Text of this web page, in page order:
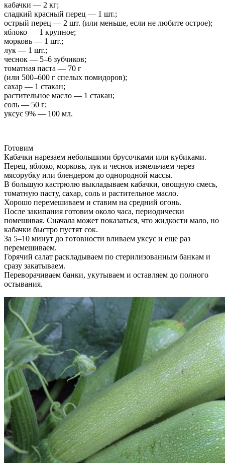
кабачки — 2 кг;
сладкий красный перец — 1 шт.;
острый перец — 2 шт. (или меньше, если не любите острое);
яблоко — 1 крупное;
морковь — 1 шт.;
лук — 1 шт.;
чеснок — 5–6 зубчиков;
томатная паста — 70 г
(или 500–600 г спелых помидоров);
сахар — 1 стакан;
растительное масло — 1 стакан;
соль — 50 г;
уксус 9% — 100 мл.
Готовим
Кабачки нарезаем небольшими брусочками или кубиками.
Перец, яблоко, морковь, лук и чеснок измельчаем через
мясорубку или блендером до однородной массы.
В большую кастрюлю выкладываем кабачки, овощную смесь,
томатную пасту, сахар, соль и растительное масло.
Хорошо перемешиваем и ставим на средний огонь.
После закипания готовим около часа, периодически
помешивая. Сначала может показаться, что жидкости мало, но
кабачки быстро пустят сок.
За 5–10 минут до готовности вливаем уксус и еще раз
перемешиваем.
Горячий салат раскладываем по стерилизованным банкам и
сразу закатываем.
Переворачиваем банки, укутываем и оставляем до полного
остывания.